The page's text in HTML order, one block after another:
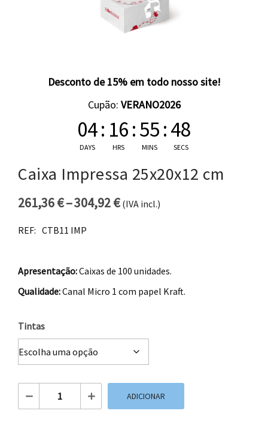
Desconto de 15% em todo nosso site!
Cupão: VERANO2026
04
DAYS
: 16
HRS
:55
MINS
:48
SECS
Caixa Impressa 25x20x12 cm
261,36€–304,92€
Price range: 261,36 €
(IVA incl.)
REF: CTB11 IMP
Apresentação:Caixas de 100 unidades.
Qualidade:Canal Micro 1 com papel Kraft.
Tintas
Quantidade de Caixa Impressa 25x20x12 cm
ADICIONAR